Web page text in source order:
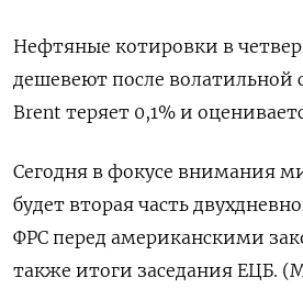
Нефтяные котировки в
дешевеют после волатильной
Brent теряет 0,1% и
Сегодня в фокусе внимания
будет вторая часть
ФРС перед американскими
также итоги заседания ЕЦБ.